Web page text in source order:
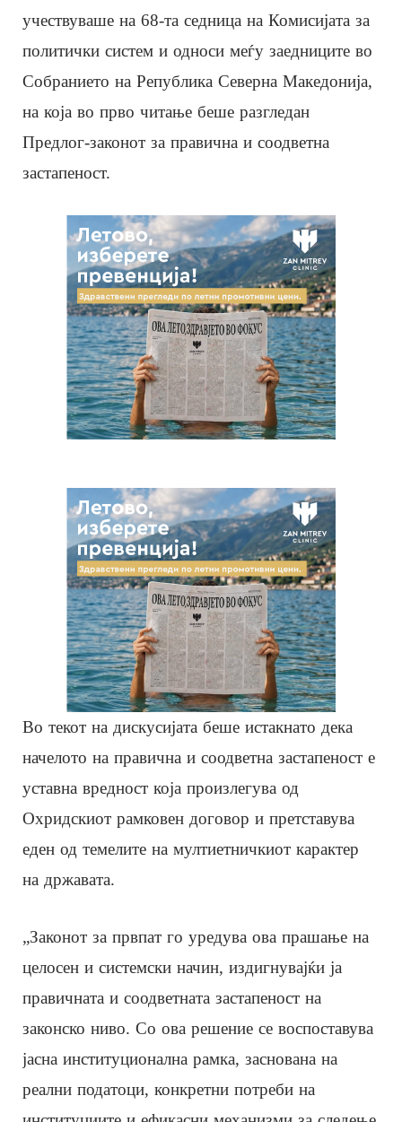
учествуваше на 68-та седница на Комисијата за
политички систем и односи меѓу заедниците во
Собранието на Република Северна Македонија,
на која во прво читање беше разгледан
Предлог-законот за правична и соодветна
застапеност.
Во текот на дискусијата беше истакнато дека
начелото на правична и соодветна застапеност е
уставна вредност која произлегува од
Охридскиот рамковен договор и претставува
еден од темелите на мултиетничкиот карактер
на државата.
„Законот за првпат го уредува ова прашање на
целосен и системски начин, издигнувајќи ја
правичната и соодветната застапеност на
законско ниво. Со ова решение се воспоставува
јасна институционална рамка, заснована на
реални податоци, конкретни потреби на